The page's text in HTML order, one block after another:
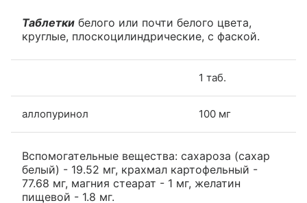
Таблетки белого или почти белого цвета,
круглые, плоскоцилиндрические, с фаской.
1 таб.
аллопуринол 100 мг
Вспомогательные вещества: сахароза (сахар
белый) - 19.52 мг, крахмал картофельный -
77.68 мг, магния стеарат - 1 мг, желатин
пищевой - 1.8 мг.